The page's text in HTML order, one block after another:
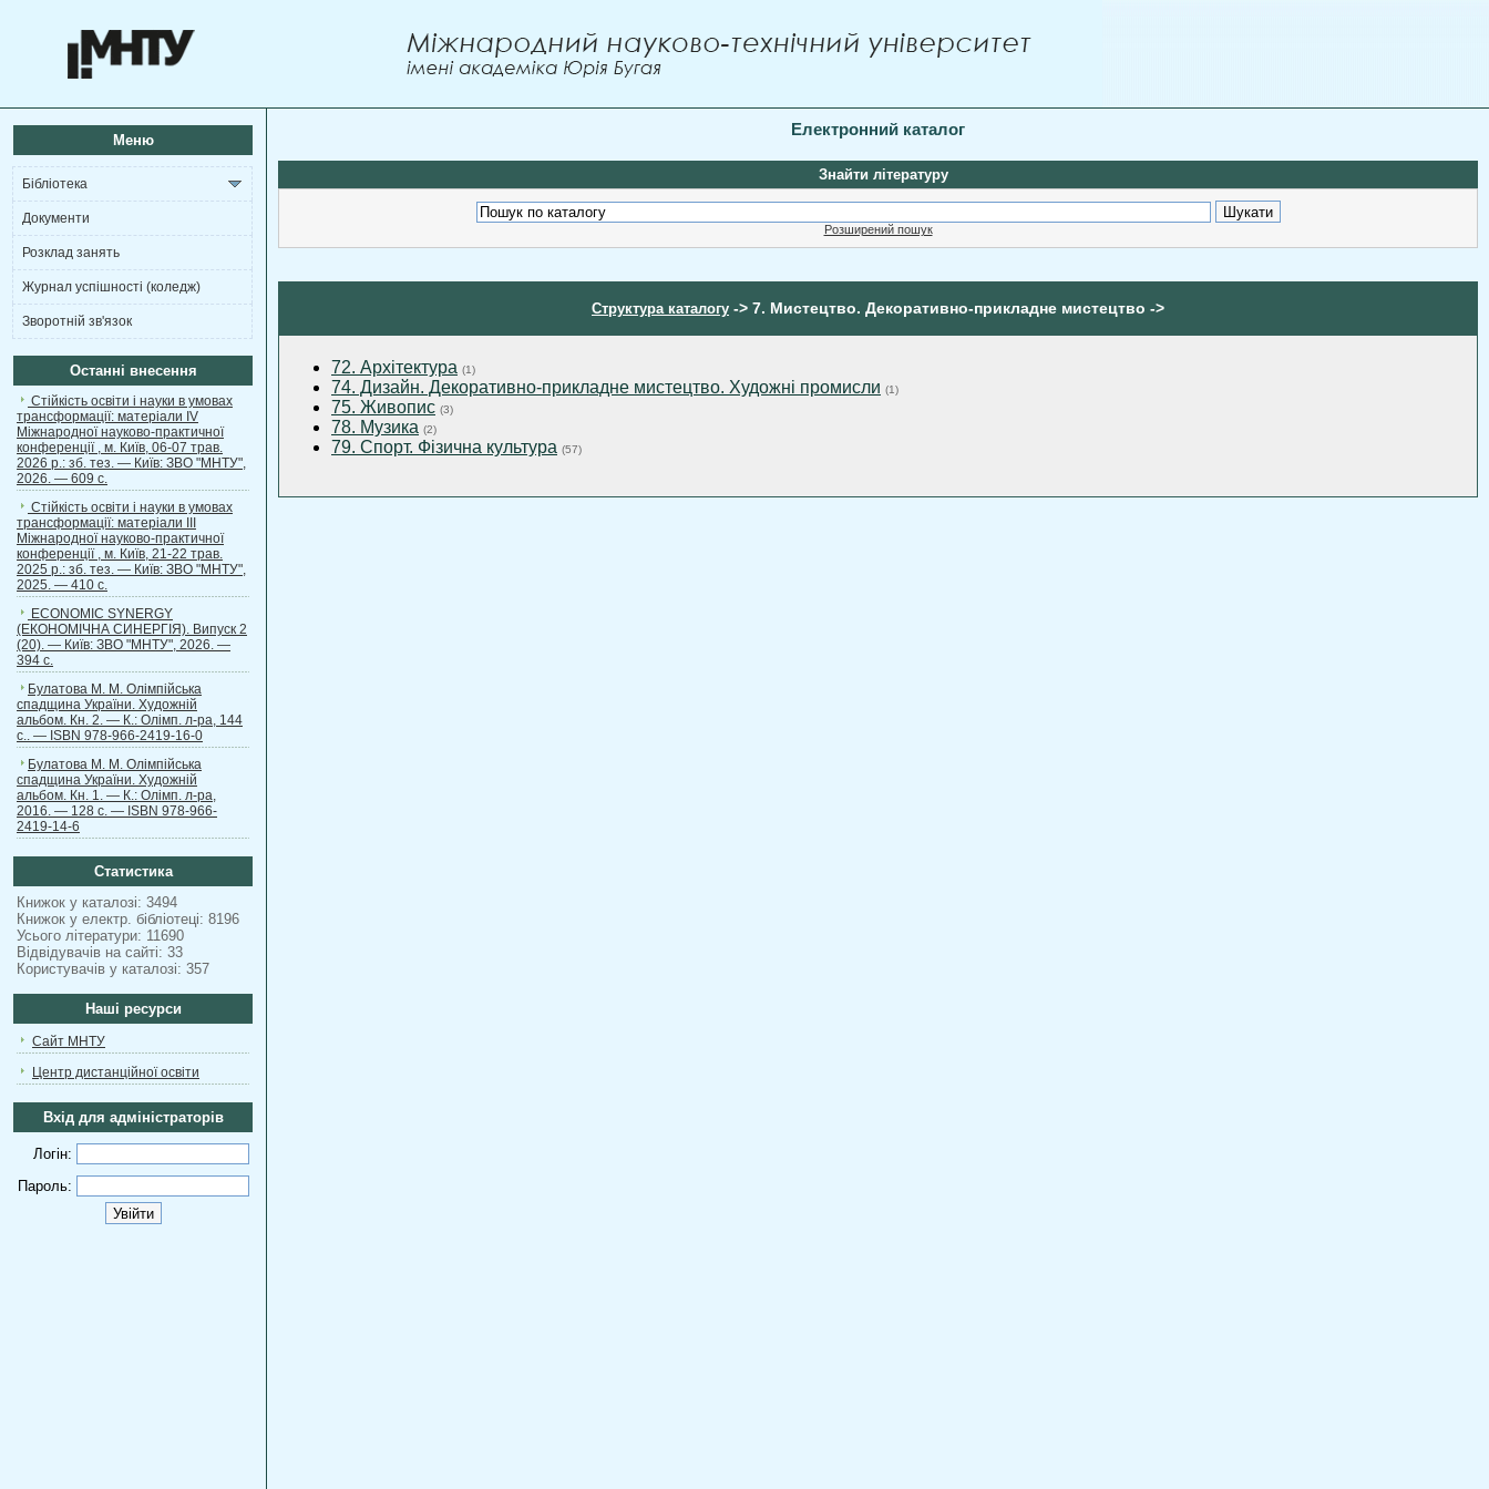
Меню
Бібліотека
Документи
Розклад занять
Журнал успішності (коледж)
Зворотній зв'язок
Останні внесення
Стійкість освіти і науки в умовах
трансформації: матеріали ІV
Міжнародної науково-практичної
конференції , м. Київ, 06-07 трав.
2026 р.: зб. тез. — Київ: ЗВО "МНТУ",
2026. — 609 с.
Стійкість освіти і науки в умовах
трансформації: матеріали ІІІ
Міжнародної науково-практичної
конференції , м. Київ, 21-22 трав.
2025 р.: зб. тез. — Київ: ЗВО "МНТУ",
2025. — 410 с.
ECONOMIC SYNERGY
(ЕКОНОМІЧНА СИНЕРГІЯ). Випуск 2
(20). — Київ: ЗВО "МНТУ", 2026. —
394 с.
Булатова М. М. Олімпійська
спадщина України. Художній
альбом. Кн. 2. — К.: Олімп. л-ра, 144
с.. — ISBN 978-966-2419-16-0
Булатова М. М. Олімпійська
спадщина України. Художній
альбом. Кн. 1. — К.: Олімп. л-ра,
2016. — 128 с. — ISBN 978-966-
2419-14-6
Статистика
Книжок у каталозі: 3494
Книжок у електр. бібліотеці: 8196
Усього літератури: 11690
Відвідувачів на сайті: 33
Користувачів у каталозі: 357
Наші ресурси
Сайт МНТУ
Центр дистанційної освіти
Вхід для адміністраторів
Логін:
Пароль:
Електронний каталог
Знайти літературу
Розширений пошук
Структура каталогу -> 7. Мистецтво. Декоративно-прикладне мистецтво ->
72. Архітектура (1)
74. Дизайн. Декоративно-прикладне мистецтво. Художні промисли (1)
75. Живопис (3)
78. Музика (2)
79. Спорт. Фізична культура (57)